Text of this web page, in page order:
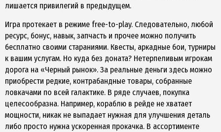
лишается привилегий в предыдущем.
Игра протекает в режиме free-to-play. Следовательно, любой
ресурс, бонус, навык, запчасть и прочее можно получить
бесплатно своими стараниями. Квесты, аркадные бои, турниры
к вашим услугам. Но куда без доната? Нетерпеливым игрокам
дорога на «Черный рынок». За реальные деньги здесь можно
приобрести редкие, контрабандные товары, собранные
ловкачами по всей галактике. В ряде случаев, покупка
целесообразна. Например, кораблю в рейде не хватает
мощности, никак не выпадает нужная для улучшения деталь
либо просто нужна ускоренная прокачка. В ассортименте